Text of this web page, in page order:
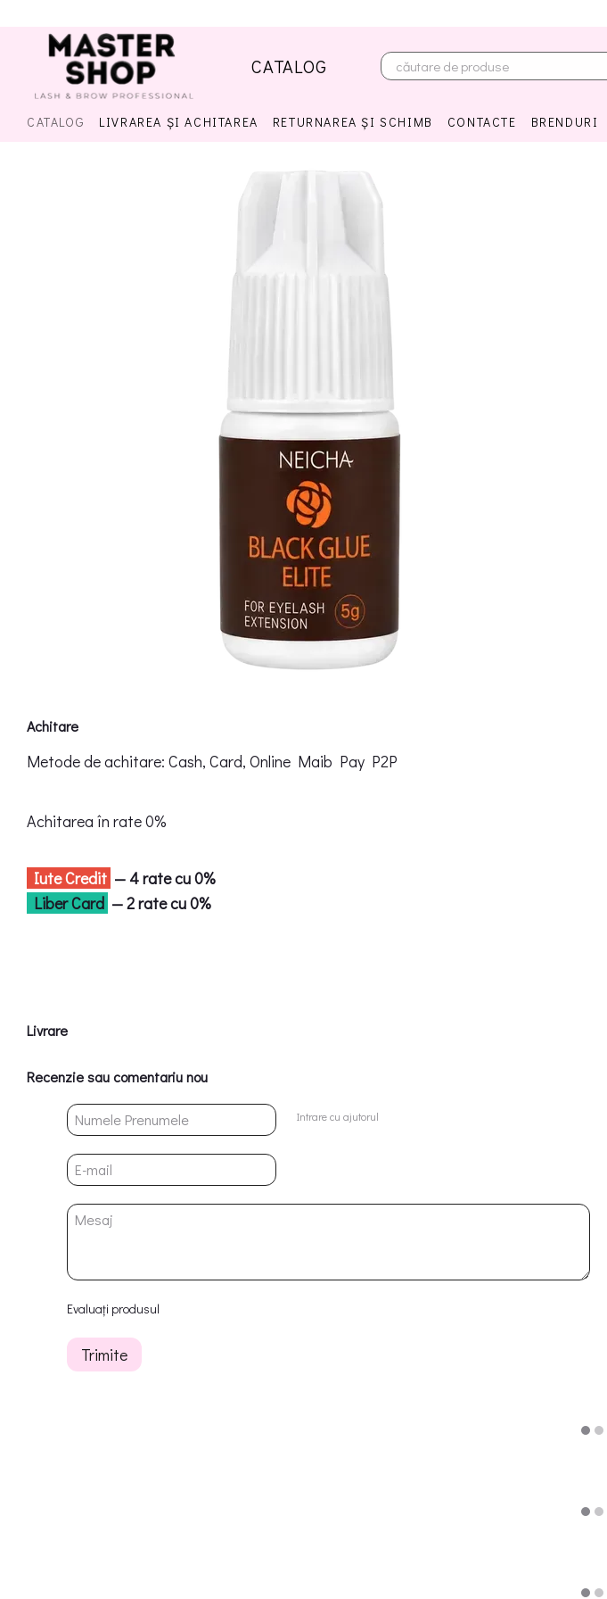
CATALOG
CATALOG LIVRAREA ȘI ACHITAREA RETURNAREA ȘI SCHIMB CONTACTE BRENDURI
Achitare
Metode de achitare: Cash, Card, Online Maib Pay P2P
Achitarea în rate 0%
Iute Credit — 4 rate cu 0%
Liber Card — 2 rate cu 0%
Livrare
Recenzie sau comentariu nou
Intrare cu ajutorul
Evaluați produsul
Trimite